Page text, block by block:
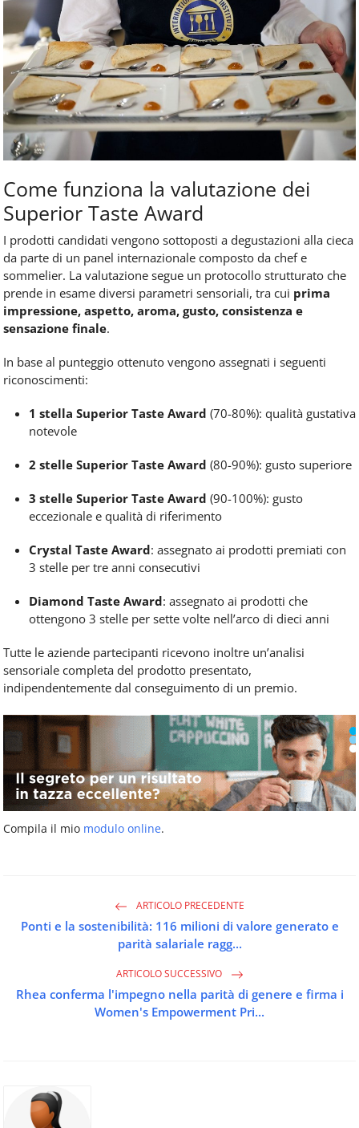
Come funziona la valutazione dei
Superior Taste Award
I prodotti candidati vengono sottoposti a degustazioni alla cieca
da parte di un panel internazionale composto da chef e
sommelier. La valutazione segue un protocollo strutturato che
prende in esame diversi parametri sensoriali, tra cui prima
impressione, aspetto, aroma, gusto, consistenza e
sensazione finale.
In base al punteggio ottenuto vengono assegnati i seguenti
riconoscimenti:
1 stella Superior Taste Award (70-80%): qualità gustativa
notevole
2 stelle Superior Taste Award (80-90%): gusto superiore
3 stelle Superior Taste Award (90-100%): gusto
eccezionale e qualità di riferimento
Crystal Taste Award: assegnato ai prodotti premiati con
3 stelle per tre anni consecutivi
Diamond Taste Award: assegnato ai prodotti che
ottengono 3 stelle per sette volte nell’arco di dieci anni
Tutte le aziende partecipanti ricevono inoltre un’analisi
sensoriale completa del prodotto presentato,
indipendentemente dal conseguimento di un premio.
Compila il mio modulo online.
ARTICOLO PRECEDENTE
Ponti e la sostenibilità: 116 milioni di valore generato e
parità salariale ragg...
ARTICOLO SUCCESSIVO
Rhea conferma l'impegno nella parità di genere e firma i
Women's Empowerment Pri...